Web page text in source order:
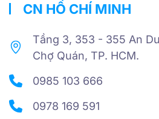
CN HỒ CHÍ MINH
Tầng 3, 353 - 355 An
Chợ Quán, TP. HCM.
0985 103 666
0978 169 591